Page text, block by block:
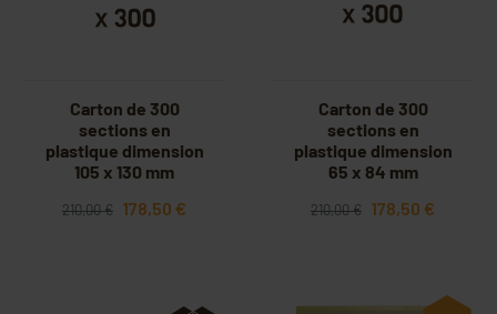
Carton de 300
sections en
plastique dimension
105 x 130 mm
210,00 € 178,50 €
Carton de 300
sections en
plastique dimension
65 x 84 mm
210,00 € 178,50 €